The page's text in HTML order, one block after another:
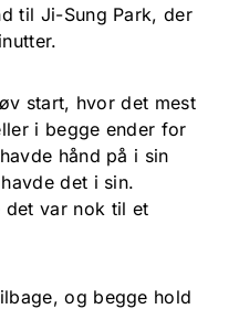
til Ji-Sung Park, der
start, hvor det mest
i begge ender for
hånd på i sin
det i sin.
det var nok til et
og begge hold